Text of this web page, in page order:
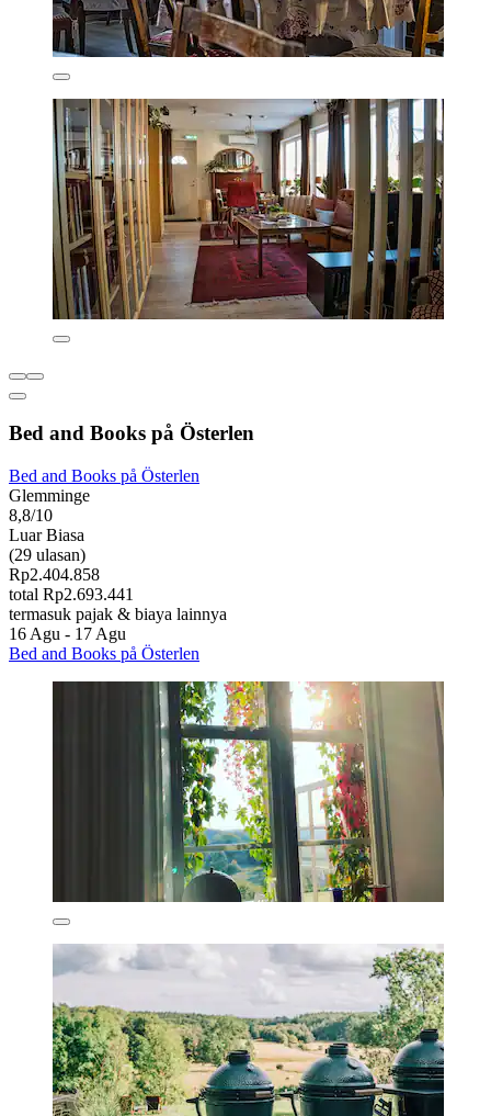
Bed and Books på Österlen
Bed and Books på Österlen
Glemminge
8,8/10
Luar Biasa
(29 ulasan)
Rp2.404.858
total Rp2.693.441
termasuk pajak & biaya lainnya
16 Agu - 17 Agu
Bed and Books på Österlen